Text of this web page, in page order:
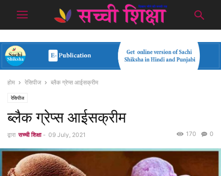
होम रेसिपीज ब्लैक ग्रेप्स आईसक्रीम
रेसिपीज
ब्लैक ग्रेप्स आईसक्रीम
द्वारा सच्ची शिक्षा - 09 July, 2021 0
170